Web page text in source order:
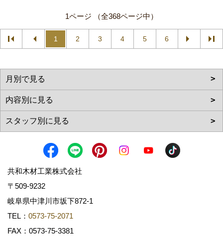
1ページ （全368ページ中）
1 2 3 4 5 6
共和木材工業株式会社
〒509-9232
岐阜県中津川市坂下872‐1
TEL： 0573-75-2071
FAX：0573-75-3381